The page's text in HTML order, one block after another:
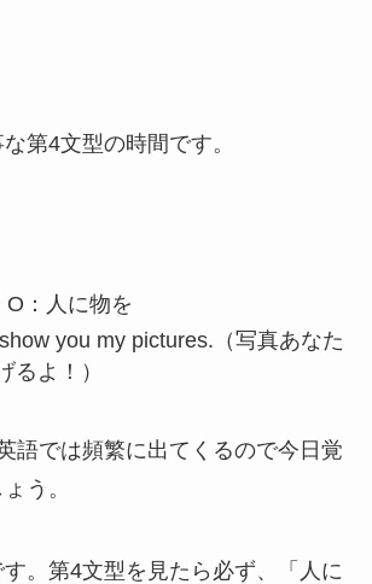
第4文型の時間です。
：人に物を
you my pictures.（写真あなた
るよ！）
語では頻繁に出てくるので今日覚
う。
。第4文型を見たら必ず、「人に